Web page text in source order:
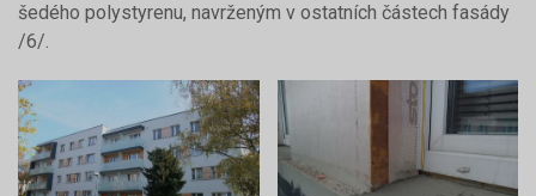
šedého polystyrenu, navrženým v ostatních částech fasády
/6/.